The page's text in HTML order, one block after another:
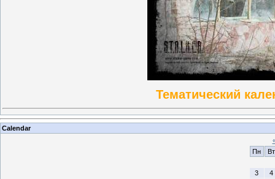
Тематический
Calendar
Пн
Вт
3
4